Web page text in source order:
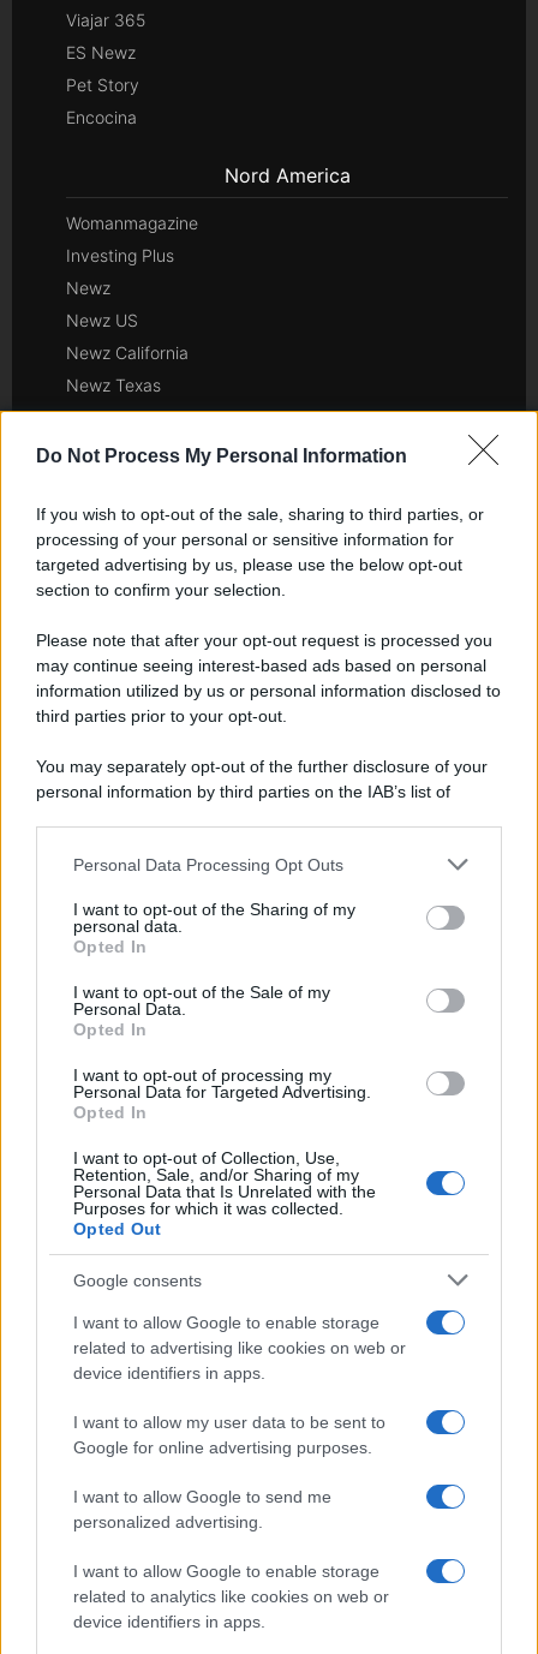
Do Not Process My Personal Information
If you wish to opt-out of the sale, sharing to third parties, or
processing of your personal or sensitive information for
targeted advertising by us, please use the below opt-out
section to confirm your selection.
Please note that after your opt-out request is processed you
may continue seeing interest-based ads based on personal
information utilized by us or personal information disclosed to
third parties prior to your opt-out.
You may separately opt-out of the further disclosure of your
personal information by third parties on the IAB’s list of
This information may also be disclosed by us to third parties
disclose it to other third parties.
Please note that this website/app uses one or more Google
services and may gather and store information including but
not limited to your visit or usage behaviour. You may click to
grant or deny consent to Google and its third-party tags to
consent section.
Personal Data Processing Opt Outs
I want to opt-out of the Sharing of my
personal data.
Opted In
I want to opt-out of the Sale of my
Personal Data.
Opted In
I want to opt-out of processing my
Personal Data for Targeted Advertising.
Opted In
I want to opt-out of Collection, Use,
Retention, Sale, and/or Sharing of my
Personal Data that Is Unrelated with the
Purposes for which it was collected.
Opted Out
Google consents
I want to allow Google to enable storage
related to advertising like cookies on web or
device identifiers in apps.
I want to allow my user data to be sent to
Google for online advertising purposes.
I want to allow Google to send me
personalized advertising.
I want to allow Google to enable storage
related to analytics like cookies on web or
device identifiers in apps.
Viajar 365
ES Newz
Pet Story
Encocina
Nord America
Womanmagazine
Investing Plus
Newz
Newz US
Newz California
Newz Texas
Newz Florida
Newz New York
Newz Illinois
Newz Ohio
Gameland
Scoop Mag
Lgbtqia News
Motors Magazine 365
Home Magazine 365
Cineverse Magazine
InvestirMag
Investieren24
UK
News Hub UK
Investeren 24